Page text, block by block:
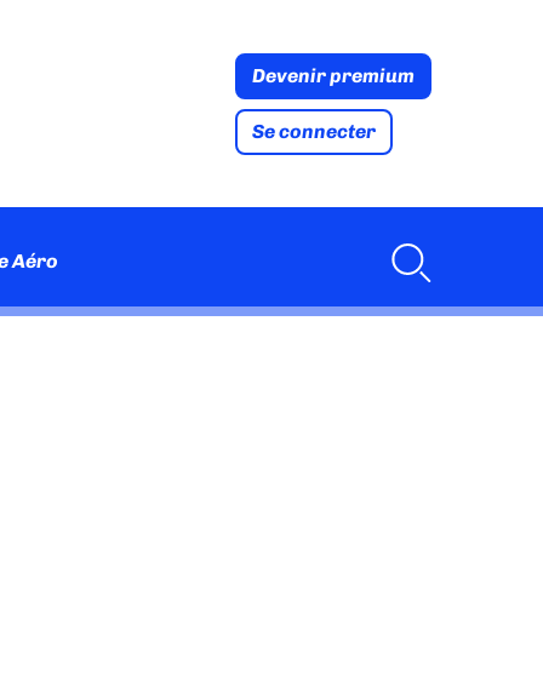
Devenir premium
Se connecter
Aéro